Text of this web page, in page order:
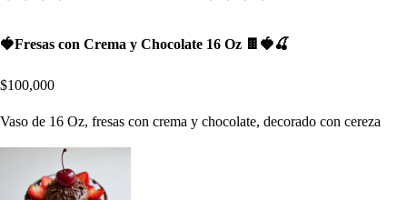
🍓Fresas con Crema y Chocolate 16 Oz 🍫🍓🍒
$100,000
Vaso de 16 Oz, fresas con crema y chocolate, decorado con cereza